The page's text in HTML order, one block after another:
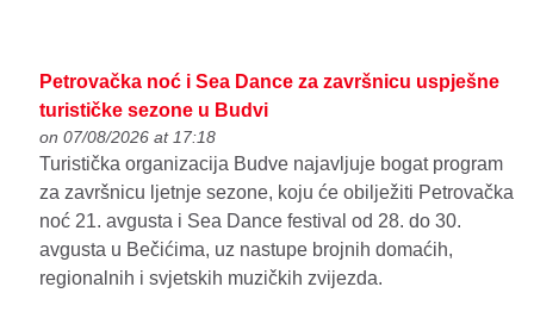
Petrovačka noć i Sea Dance za završnicu uspješne
turističke sezone u Budvi
on 07/08/2026 at 17:18
Turistička organizacija Budve najavljuje bogat program
za završnicu ljetnje sezone, koju će obilježiti Petrovačka
noć 21. avgusta i Sea Dance festival od 28. do 30.
avgusta u Bečićima, uz nastupe brojnih domaćih,
regionalnih i svjetskih muzičkih zvijezda.